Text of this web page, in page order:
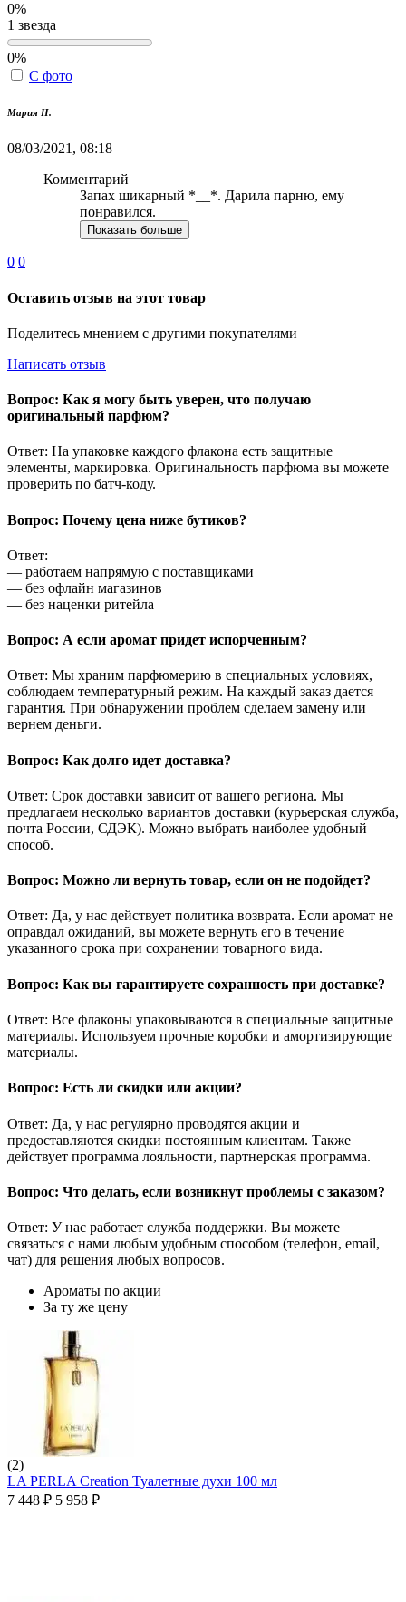
0%
1 звезда
0%
С фото
Мария Н.
08/03/2021, 08:18
Комментарий
Запах шикарный *__*. Дарила парню, ему
понравился.
Показать больше
0 0
Оставить отзыв на этот товар
Поделитесь мнением с другими покупателями
Написать отзыв
Вопрос: Как я могу быть уверен, что получаю
оригинальный парфюм?
Ответ: На упаковке каждого флакона есть защитные
элементы, маркировка. Оригинальность парфюма вы можете
проверить по батч-коду.
Вопрос: Почему цена ниже бутиков?
Ответ:
— работаем напрямую с поставщиками
— без офлайн магазинов
— без наценки ритейла
Вопрос: А если аромат придет испорченным?
Ответ: Мы храним парфюмерию в специальных условиях,
соблюдаем температурный режим. На каждый заказ дается
гарантия. При обнаружении проблем сделаем замену или
вернем деньги.
Вопрос: Как долго идет доставка?
Ответ: Срок доставки зависит от вашего региона. Мы
предлагаем несколько вариантов доставки (курьерская служба,
почта России, СДЭК). Можно выбрать наиболее удобный
способ.
Вопрос: Можно ли вернуть товар, если он не подойдет?
Ответ: Да, у нас действует политика возврата. Если аромат не
оправдал ожиданий, вы можете вернуть его в течение
указанного срока при сохранении товарного вида.
Вопрос: Как вы гарантируете сохранность при доставке?
Ответ: Все флаконы упаковываются в специальные защитные
материалы. Используем прочные коробки и амортизирующие
материалы.
Вопрос: Есть ли скидки или акции?
Ответ: Да, у нас регулярно проводятся акции и
предоставляются скидки постоянным клиентам. Также
действует программа лояльности, партнерская программа.
Вопрос: Что делать, если возникнут проблемы с заказом?
Ответ: У нас работает служба поддержки. Вы можете
связаться с нами любым удобным способом (телефон, email,
чат) для решения любых вопросов.
Ароматы по акции
За ту же цену
(2)
LA PERLA Creation Туалетные духи 100 мл
7 448 ₽ 5 958 ₽